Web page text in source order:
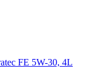
FE 5W-30, 4L